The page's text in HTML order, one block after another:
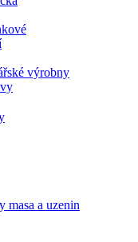
výrobny
masa a uzenin